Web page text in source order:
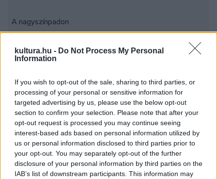
kultura.hu - Do Not Process My Personal
Information
If you wish to opt-out of the sale, sharing to third parties, or
processing of your personal or sensitive information for
targeted advertising by us, please use the below opt-out
section to confirm your selection. Please note that after your
opt-out request is processed you may continue seeing
interest-based ads based on personal information utilized by
us or personal information disclosed to third parties prior to
your opt-out. You may separately opt-out of the further
disclosure of your personal information by third parties on the
IAB’s list of downstream participants. This information may
A nagyszínpadon
#8226; 2006. november
Vörösmarty Mihály: Csongor és Tünde (Rendező: Valló
Főbb szerepekben: Kulka János, Almási Éva, Schell Judit,
Szarvas József, Sipos Vera, Blaskó Péter, Gazsó György,
Molnár Piroska, Spindler Béla, Marton Róbert, Schmied
Zoltán, Nagy Cili, Nemes Vanda
#8226; 2007. február